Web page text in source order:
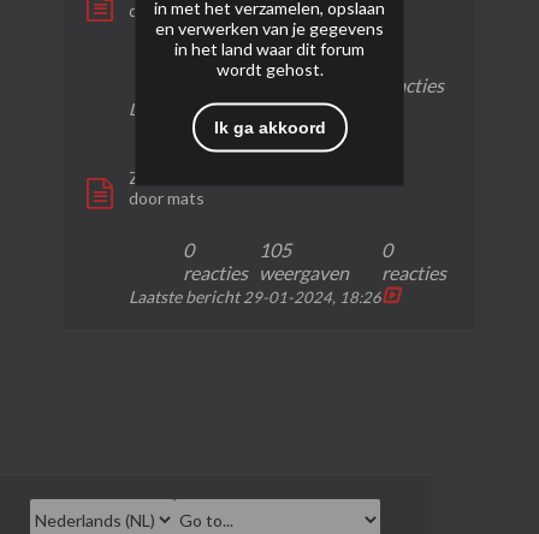
door mats
1
465
weergaven
reacties
Laatste bericht30-01-2024, 05:00
Zink 751-1
doormats
0
reacties
105
weergaven
0
reacties
Laatste bericht 29-01-2024, 18:26
in met het verzamelen, opslaan
en verwerken van je gegevens
in het land waar dit forum
wordt gehost.
Ik ga akkoord